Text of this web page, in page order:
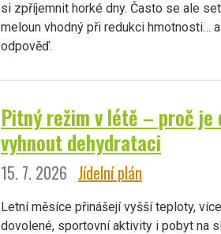
si zpříjemnit horké dny. Často se ale
meloun vhodný při redukci hmotnosti…
odpověď.
Pitný režim v létě – proč je
vyhnout dehydrataci
15. 7. 2026 Jídelní plán
Letní měsíce přinášejí vyšší teploty,
dovolené, sportovní aktivity i pobyt na